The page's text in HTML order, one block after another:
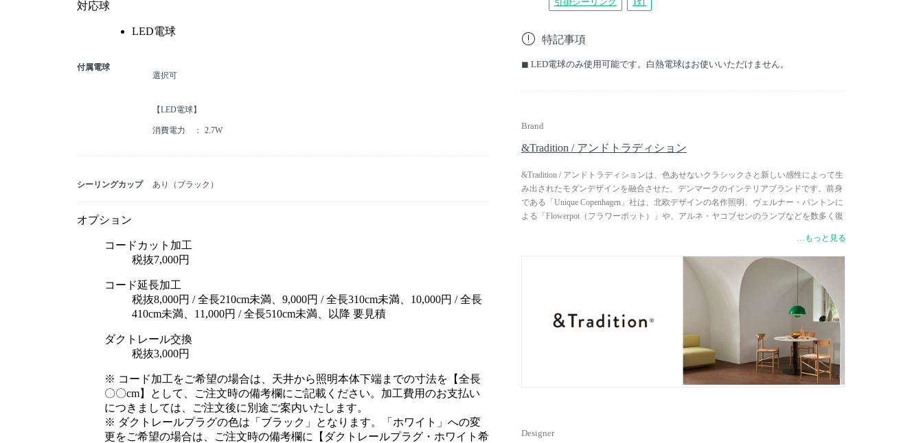
特記事項
◼︎ LED電球のみ使用可能です。白熱電球はお使いいただけません。
Brand
&Tradition / アンドトラディション
&Tradition / アンドトラディションは、色あせないクラシックさと新しい感性によって生
み出されたモダンデザインを融合させた、デンマークのインテリアブランドです。前身
である「Unique Copenhagen」社は、北欧デザインの名作照明、ヴェルナー・パントンに
よる「Flowerpot（フラワーポット）」や、アルネ・ヤコブセンのランプなどを数多く復
を得ているデザイナー達によるオブジェなど、他のブランドとは一線を画す独自のデザ
イン・ポートフォリオを取り揃えています。
…もっと見る
Designer
対応球
LED電球
付属電球
選択可
【LED電球】
消費電力 2.7W
シーリングカップ あり（ブラック）
オプション
コードカット加工
税抜7,000円
コード延長加工
税抜8,000円 / 全長210cm未満、9,000円 / 全長310cm未満、10,000円 / 全長
410cm未満、11,000円 / 全長510cm未満、以降 要見積
ダクトレール交換
税抜3,000円
※ コード加工をご希望の場合は、天井から照明本体下端までの寸法を【全長
〇〇cm】として、ご注文時の備考欄にご記載ください。加工費用のお支払い
につきましては、ご注文後に別途ご案内いたします。
※ ダクトレールプラグの色は「ブラック」となります。「ホワイト」への変
更をご希望の場合は、ご注文時の備考欄に【ダクトレールプラグ・ホワイト希